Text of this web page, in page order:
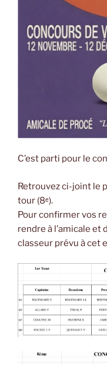
C’est parti pour le
Retrouvez ci-joint le
tour (8ᵉ).
Pour confirmer vos
rendre à l’amicale et
classeur prévu à cet